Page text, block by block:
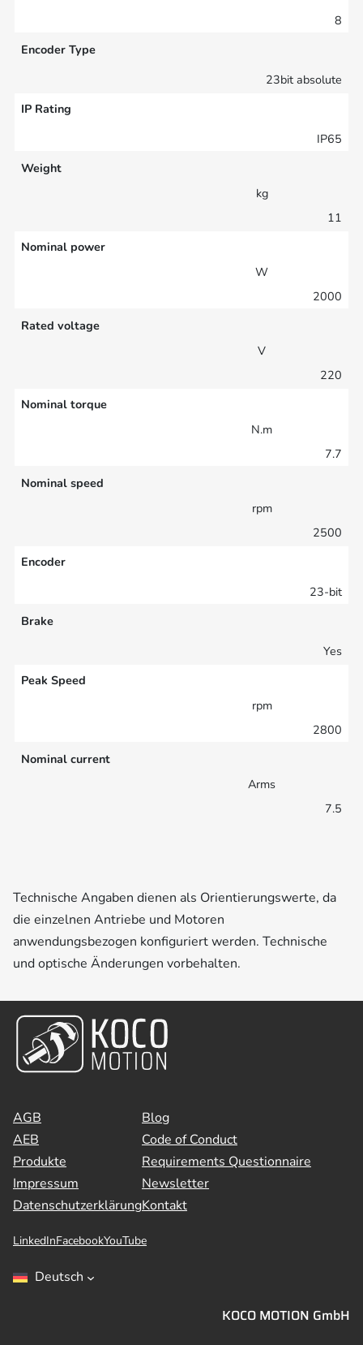
8
Encoder Type
23bit absolute
IP Rating
IP65
Weight
kg
11
Nominal power
W
2000
Rated voltage
V
220
Nominal torque
N.m
7.7
Nominal speed
rpm
2500
Encoder
23-bit
Brake
Yes
Peak Speed
rpm
2800
Nominal current
Arms
7.5
Technische Angaben dienen als Orientierungswerte, da
die einzelnen Antriebe und Motoren
anwendungsbezogen konfiguriert werden. Technische
und optische Änderungen vorbehalten.
AGB
AEB
Produkte
Impressum
Datenschutzerklärung
Blog
Code of Conduct
Requirements Questionnaire
Newsletter
Kontakt
LinkedInFacebookYouTube
Deutsch
KOCO MOTION GmbH